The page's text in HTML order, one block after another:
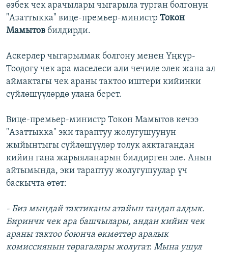
өзбек чек арачылары чыгарыла турган болгонун
"Азаттыкка" вице-премьер-министр Токон
Мамытов билдирди.
Аскерлер чыгарылмак болгону менен Үңкүр-
Тоодогу чек ара маселеси али чечиле элек жана ал
аймактагы чек араны тактоо иштери кийинки
сүйлөшүүлөрдө улана берет.
Вице-премьер-министр Токон Мамытов кечээ
"Азаттыкка" эки тараптуу жолугушуунун
жыйынтыгы сүйлөшүүлөр толук аяктагандан
кийин гана жарыяланарын билдирген эле. Анын
айтымында, эки тараптуу жолугушуулар үч
баскычта өтөт:
- Биз мындай тактиканы атайын тандап алдык.
Биринчи чек ара башчылары, андан кийин чек
араны тактоо боюнча өкмөттөр аралык
комиссиянын төрагалары жолугат. Мына ушул